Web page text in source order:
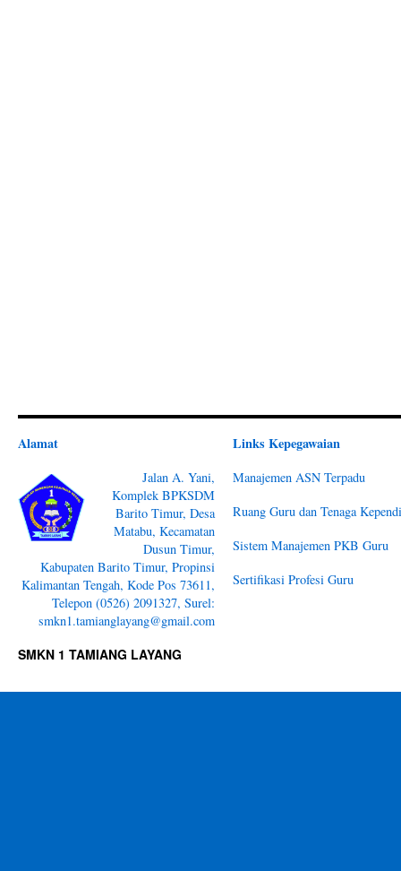
Alamat
Jalan A. Yani,
Komplek BPKSDM
Barito Timur, Desa
Matabu, Kecamatan
Dusun Timur,
Kabupaten Barito Timur, Propinsi
Kalimantan Tengah, Kode Pos 73611,
Telepon (0526) 2091327, Surel:
smkn1.tamianglayang@gmail.com
Links Kepegawaian
Manajemen ASN Terpadu
Ruang Guru dan Tenaga
Sistem Manajemen PKB Guru
Sertifikasi Profesi Guru
SMKN 1 TAMIANG LAYANG